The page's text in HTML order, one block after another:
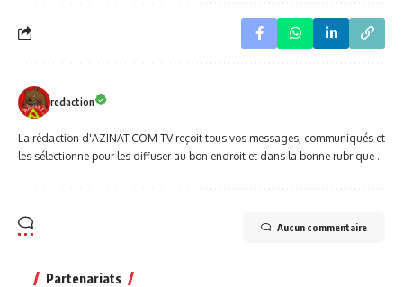
redaction
La rédaction d'AZINAT.COM TV reçoit tous vos messages, communiqués et
les sélectionne pour les diffuser au bon endroit et dans la bonne rubrique ..
Aucun commentaire
Partenariats